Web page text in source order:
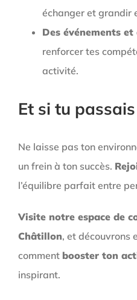
échanger et grandir
Des événements
renforcer tes
activité.
Et si tu
Ne laisse pas ton
un frein à ton succès.
l’équilibre parfait entre
Visite notre espace de
Châtillon, et découvrons
comment booster ton
inspirant.